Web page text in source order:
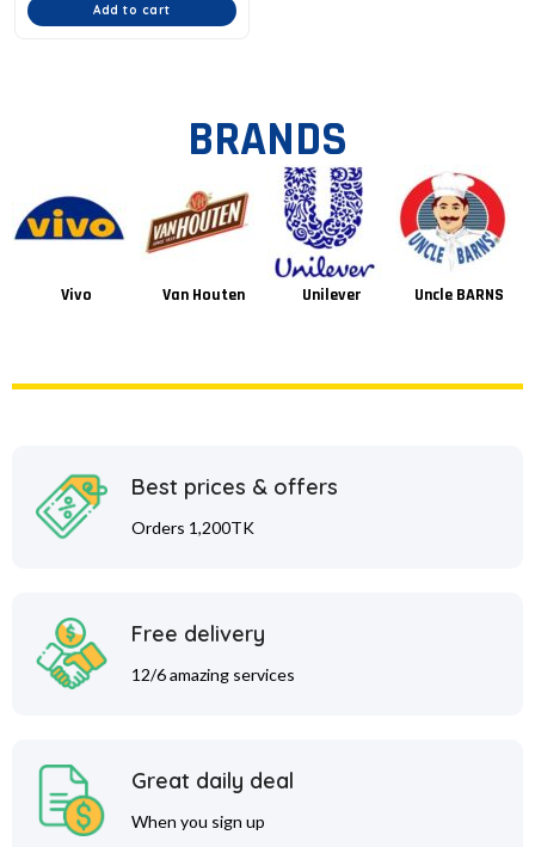
Add to cart
BRANDS
Vivo Van Houten Unilever Uncle BARNS
Best prices & offers
Orders 1,200TK
Free delivery
12/6 amazing services
Great daily deal
When you sign up